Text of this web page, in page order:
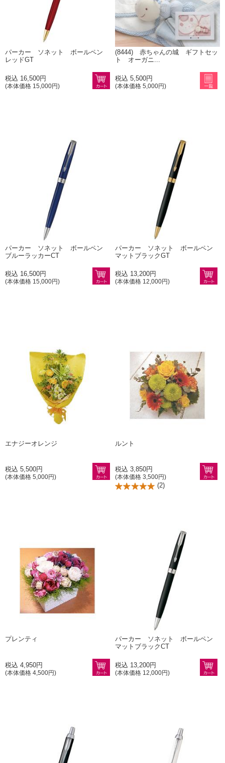
パーカー ソネット ボールペン
レッドGT
税込 16,500円
(本体価格 15,000円)
(8444) 赤ちゃんの城 ギフトセッ
ト オーガニ...
税込 5,500円
(本体価格 5,000円)
パーカー ソネット ボールペン
ブルーラッカーCT
税込 16,500円
(本体価格 15,000円)
パーカー ソネット ボールペン
マットブラックGT
税込 13,200円
(本体価格 12,000円)
エナジーオレンジ
税込 5,500円
(本体価格 5,000円)
ルント
税込 3,850円
(本体価格 3,500円)
(2)
プレンティ
税込 4,950円
(本体価格 4,500円)
パーカー ソネット ボールペン
マットブラックCT
税込 13,200円
(本体価格 12,000円)